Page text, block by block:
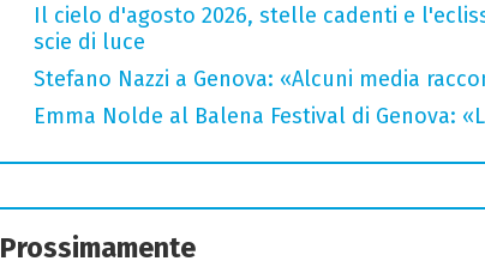
Il cielo d'agosto 2026, stelle cadenti e
scie di luce
Stefano Nazzi a Genova: «Alcuni media
Emma Nolde al Balena Festival di Genova:
Prossimamente